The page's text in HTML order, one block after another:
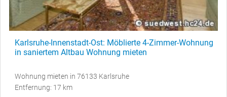
Karlsruhe-Innenstadt-Ost: Möblierte 4-Zimmer-Wohnung
in saniertem Altbau Wohnung mieten
Wohnung mieten in 76133 Karlsruhe
Entfernung: 17 km